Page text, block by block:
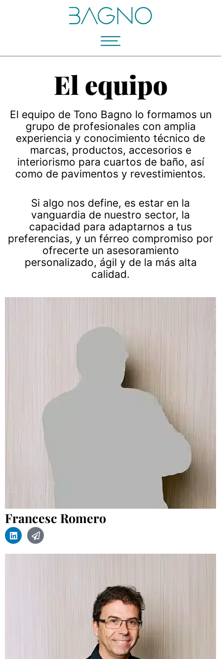
El equipo
El equipo de Tono Bagno lo formamos un
grupo de profesionales con amplia
experiencia y conocimiento técnico de
marcas, productos, accesorios e
interiorismo para cuartos de baño, así
como de pavimentos y revestimientos.
Si algo nos define, es estar en la
vanguardia de nuestro sector, la
capacidad para adaptarnos a tus
preferencias, y un férreo compromiso por
ofrecerte un asesoramiento
personalizado, ágil y de la más alta
calidad.
Francesc Romero